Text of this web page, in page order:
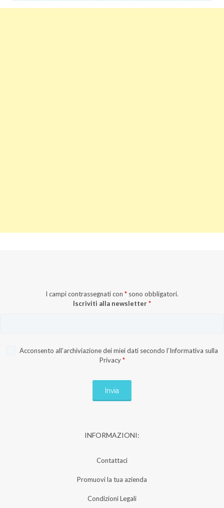
I campi contrassegnati con * sono obbligatori.
Iscriviti alla newsletter*
Acconsento all’archiviazione dei miei dati secondo l’Informativa sulla
Privacy *
INFORMAZIONI:
Contattaci
Promuovi la tua azienda
Condizioni Legali